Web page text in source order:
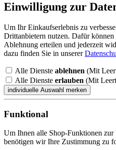
Einwilligung zur
Um Ihr Einkaufserlebnis zu
Drittanbietern nutzen. Dafür
Ablehnung erteilen und jederzeit
dazu finden Sie in unserer
Alle Dienste ablehnen (Mit
Alle Dienste erlauben (Mit
Funktional
Um Ihnen alle Shop-Funktionen
benötigen wir Ihre Zustimmung zu